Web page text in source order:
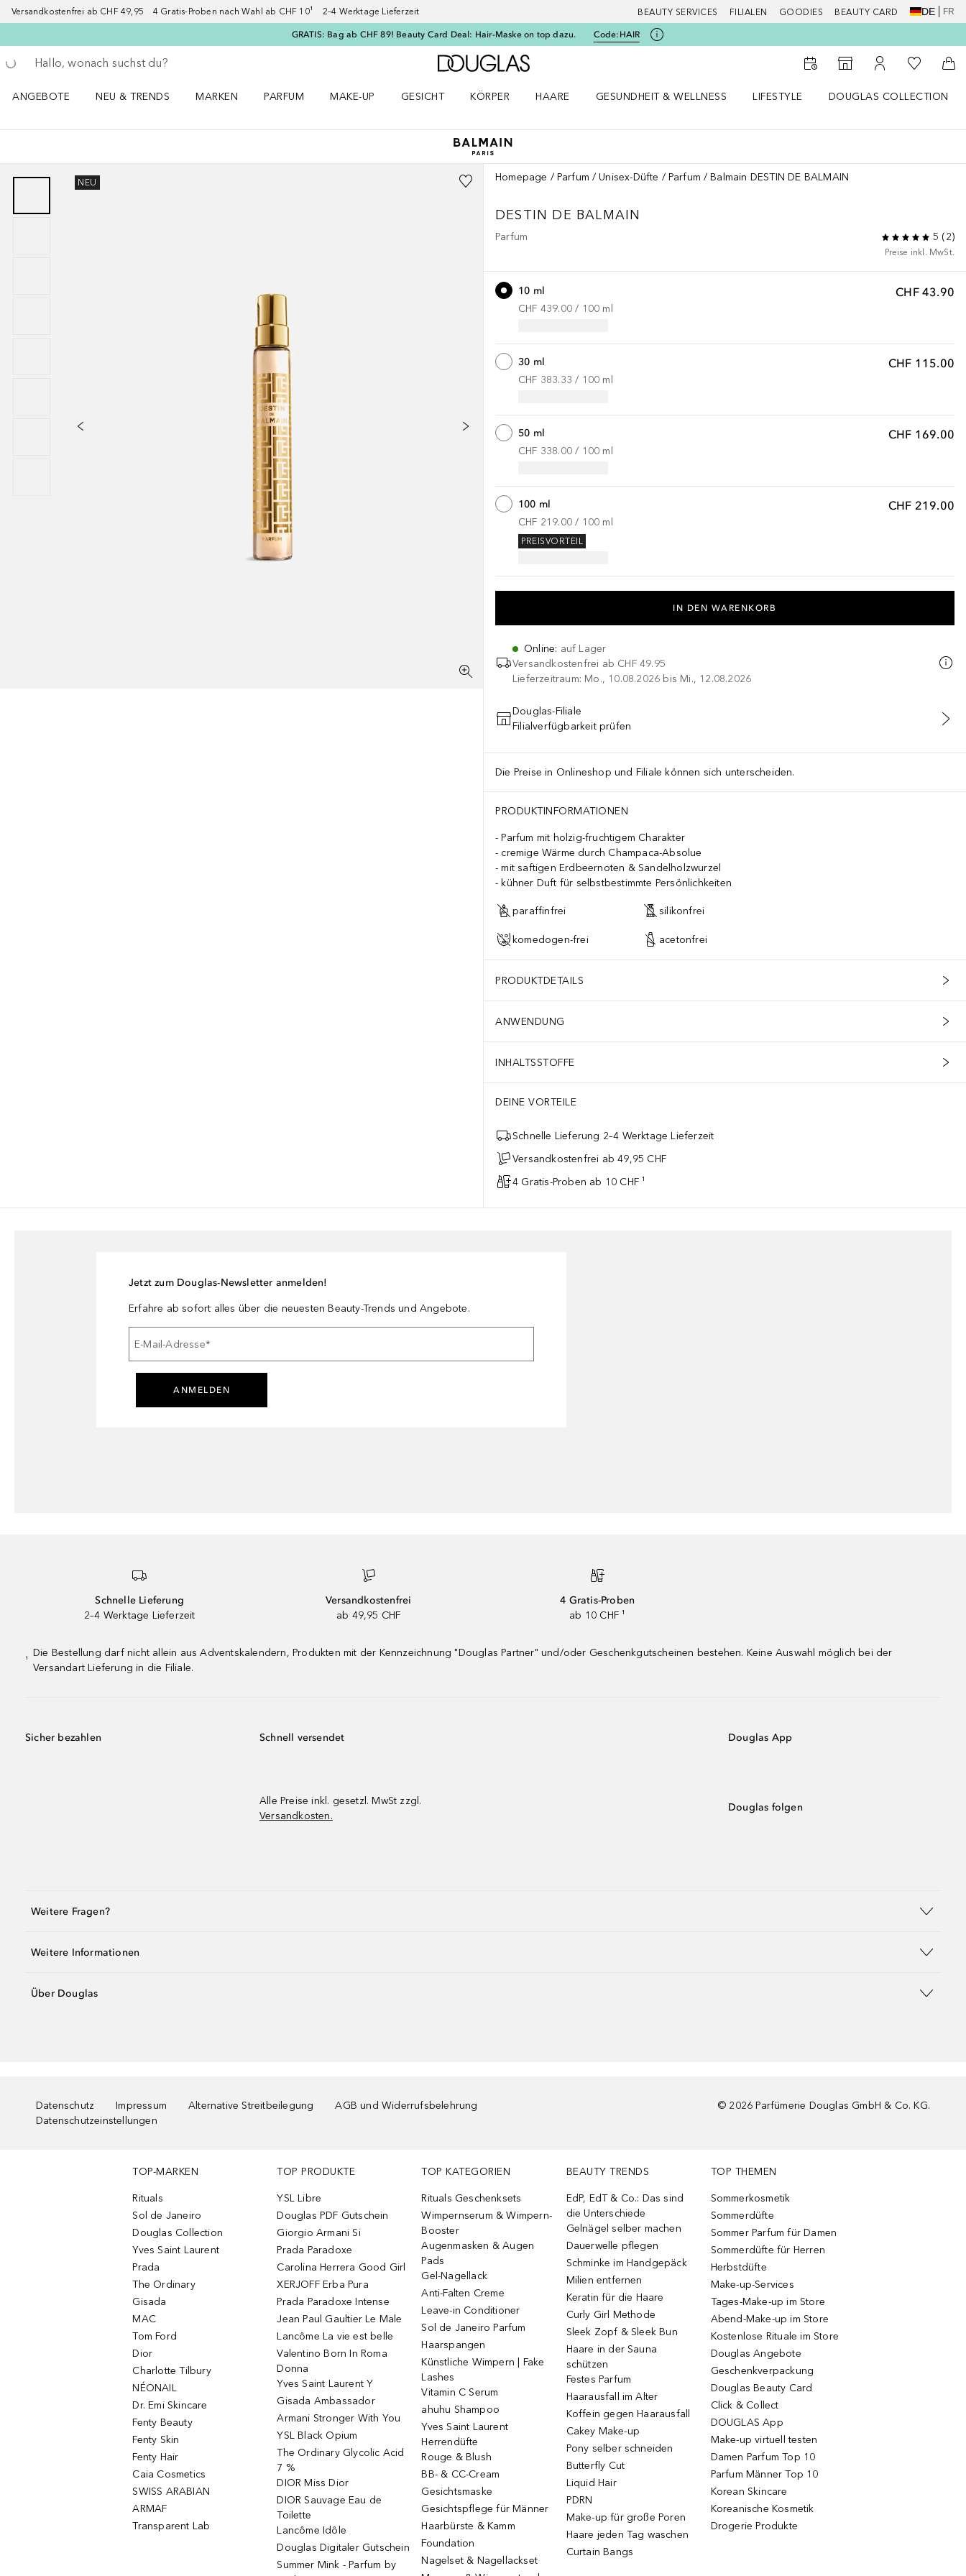
Versandkostenfrei ab CHF 49,95 4 Gratis-Proben nach Wahl ab CHF 10¹ 2–4 Werktage Lieferzeit BEAUTY SERVICES FILIALEN GOODIES BEAUTY CARD DE FR
GRATIS: Bag ab CHF 89! Beauty Card Deal: Hair-Maske on top dazu. Code: HAIR
Gehe zurück
Suche ausführen
Zur Douglas Startseite
Zum Storefinder
Zu Meinem
Zu Meiner
ANGEBOTE
NEU & TRENDS
MARKEN
PARFUM
MAKE-UP
GESICHT
KÖRPER
HAARE
GESUNDHEIT & WELLNESS
LIFESTYLE
DOUGLAS COLLECTION
NEU Homepage Parfum Unisex-Düfte Parfum Balmain DESTIN DE BALMAIN
DESTIN DE BALMAIN
Parfum 5 (2)
Preise inkl. MwSt.
CHF 43.90
10 ml
CHF 439.00 / 100 ml
CHF 115.00
30 ml
CHF 383.33 / 100 ml
CHF 169.00
50 ml
CHF 338.00 / 100 ml
CHF 219.00
100 ml
CHF 219.00 / 100 ml
PREISVORTEIL
IN DEN WARENKORB
Online: auf Lager
Versandkostenfrei ab CHF 49.95
Lieferzeitraum: Mo., 10.08.2026 bis Mi., 12.08.2026
Douglas-Filiale
Filialverfügbarkeit prüfen
Die Preise in Onlineshop und Filiale können sich unterscheiden.
PRODUKTINFORMATIONEN
Parfum mit holzig-fruchtigem Charakter
cremige Wärme durch Champaca-Absolue
mit saftigen Erdbeernoten & Sandelholzwurzel
kühner Duft für selbstbestimmte Persönlichkeiten
paraffinfrei silikonfrei
komedogen-frei acetonfrei
PRODUKTDETAILS
ANWENDUNG
INHALTSSTOFFE
DEINE VORTEILE
Schnelle Lieferung 2–4 Werktage Lieferzeit
Versandkostenfrei ab 49,95 CHF
4 Gratis-Proben ab 10 CHF ¹
Jetzt zum Douglas-Newsletter anmelden!
Erfahre ab sofort alles über die neuesten Beauty-Trends und Angebote.
E-Mail-Adresse*
ANMELDEN
Schnelle Lieferung
2–4 Werktage Lieferzeit
Versandkostenfrei
ab 49,95 CHF
4 Gratis-Proben
ab 10 CHF ¹
¹
Die Bestellung darf nicht allein aus Adventskalendern, Produkten mit der Kennzeichnung "Douglas Partner" und/oder Geschenkgutscheinen bestehen. Keine Auswahl möglich bei der
Versandart Lieferung in die Filiale.
Sicher bezahlen Schnell versendet
Alle Preise inkl. gesetzl. MwSt zzgl.
Versandkosten.
Douglas App
Douglas folgen
Weitere Fragen?
Weitere Informationen
Über Douglas
Datenschutz Impressum Alternative Streitbeilegung
AGB und Widerrufsbelehrung
Datenschutzeinstellungen
© 2026 Parfümerie Douglas GmbH & Co. KG.
TOP-MARKEN
Rituals
Sol de Janeiro
Douglas Collection
Yves Saint Laurent
Prada
The Ordinary
Gisada
MAC
Tom Ford
Dior
Charlotte Tilbury
NÉONAIL
Dr. Emi Skincare
Fenty Beauty
Fenty Skin
Fenty Hair
Caia Cosmetics
SWISS ARABIAN
ARMAF
Transparent Lab
TOP PRODUKTE
YSL Libre
Douglas PDF Gutschein
Giorgio Armani Si
Prada Paradoxe
Carolina Herrera Good Girl
XERJOFF Erba Pura
Prada Paradoxe Intense
Jean Paul Gaultier Le Male
Lancôme La vie est belle
Valentino Born In Roma
Donna
Yves Saint Laurent Y
Gisada Ambassador
Armani Stronger With You
YSL Black Opium
The Ordinary Glycolic Acid
7 %
DIOR Miss Dior
DIOR Sauvage Eau de
Toilette
Lancôme Idôle
Douglas Digitaler Gutschein
Summer Mink - Parfum by
TOP KATEGORIEN
Rituals Geschenksets
Wimpernserum & Wimpern-
Booster
Augenmasken & Augen
Pads
Gel-Nagellack
Anti-Falten Creme
Leave-in Conditioner
Sol de Janeiro Parfum
Haarspangen
Künstliche Wimpern | Fake
Lashes
Vitamin C Serum
ahuhu Shampoo
Yves Saint Laurent
Herrendüfte
Rouge & Blush
BB- & CC-Cream
Gesichtsmaske
Gesichtspflege für Männer
Haarbürste & Kamm
Foundation
Nagelset & Nagellackset
BEAUTY TRENDS
EdP, EdT & Co.: Das sind
die Unterschiede
Gelnägel selber machen
Dauerwelle pflegen
Schminke im Handgepäck
Milien entfernen
Keratin für die Haare
Curly Girl Methode
Sleek Zopf & Sleek Bun
Haare in der Sauna
schützen
Festes Parfum
Haarausfall im Alter
Koffein gegen Haarausfall
Cakey Make-up
Pony selber schneiden
Butterfly Cut
Liquid Hair
PDRN
Make-up für große Poren
Haare jeden Tag waschen
Curtain Bangs
TOP THEMEN
Sommerkosmetik
Sommerdüfte
Sommer Parfum für Damen
Sommerdüfte für Herren
Herbstdüfte
Make-up-Services
Tages-Make-up im Store
Abend-Make-up im Store
Kostenlose Rituale im Store
Douglas Angebote
Geschenkverpackung
Douglas Beauty Card
Click & Collect
DOUGLAS App
Make-up virtuell testen
Damen Parfum Top 10
Parfum Männer Top 10
Korean Skincare
Koreanische Kosmetik
Drogerie Produkte